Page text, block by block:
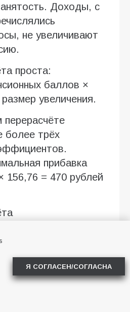
Доходы, с
не увеличивают
проста:
баллов ×
увеличения.
более трёх
прибавка
156,76 = 470 рублей
зарплате около
в месяц
1,5 балла.
1,5 × 156,76 =
Я СОГЛАСЕН/СОГЛАСНА